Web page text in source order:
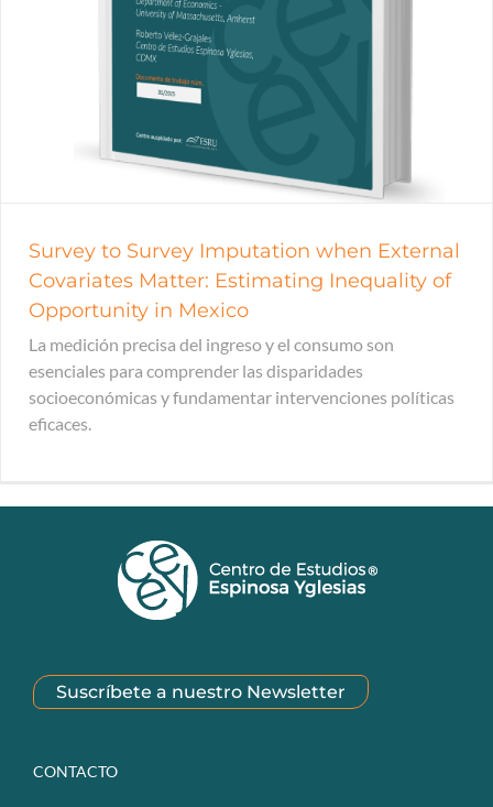
Survey to Survey Imputation when External
Covariates Matter: Estimating Inequality of
Opportunity in Mexico
La medición precisa del ingreso y el consumo son
esenciales para comprender las disparidades
socioeconómicas y fundamentar intervenciones políticas
eficaces.
Suscríbete a nuestro Newsletter
CONTACTO